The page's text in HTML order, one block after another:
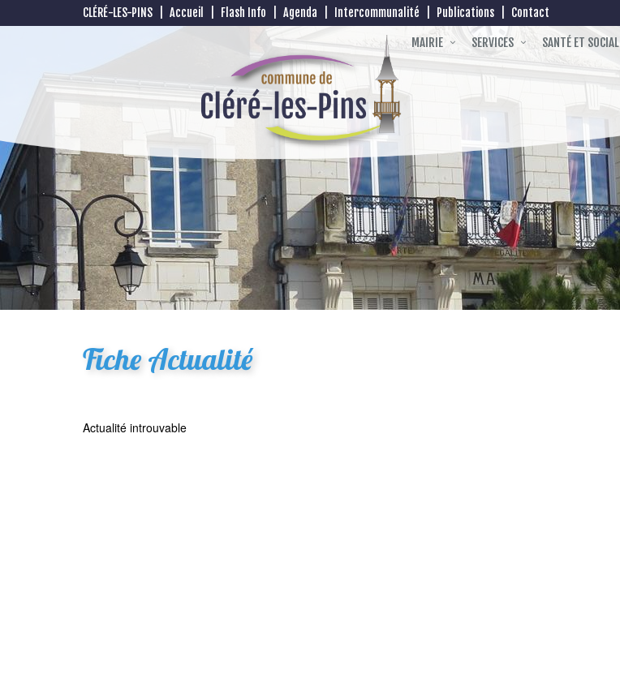
CLÉRÉ-LES-PINS Accueil Flash Info Agenda Intercommunalité Publications Contact
MAIRIE SERVICES SANTÉ ET SOCIAL
Fiche Actualité
Actualité introuvable